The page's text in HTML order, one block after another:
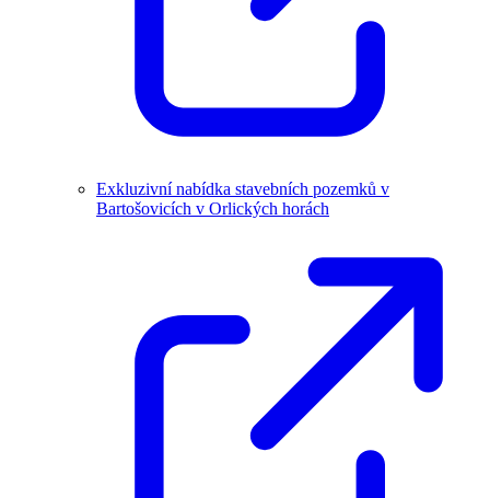
Exkluzivní nabídka stavebních pozemků v
Bartošovicích v Orlických horách